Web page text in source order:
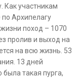
Как участникам
Архипелагу
поход – 1070
пролив и выход на
на всю жизнь. 53
13 дней
такая пурга,